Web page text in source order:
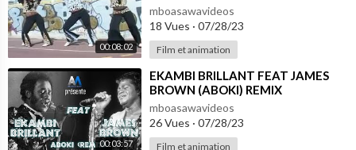
00:08:02
mboasawavideos
18 Vues · 07/28/23
Film et animation
00:03:57
⁣EKAMBI BRILLANT FEAT JAMES
BROWN (ABOKI) REMIX
mboasawavideos
26 Vues · 07/28/23
Film et animation